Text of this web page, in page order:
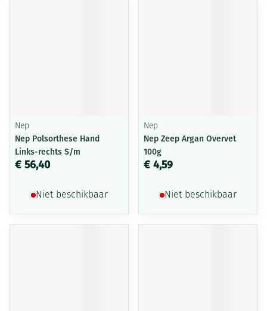
Nep
Nep Polsorthese Hand
Links-rechts S/m
€ 56,40
Niet beschikbaar
Nep
Nep Zeep Argan Overvet
100g
€ 4,59
Niet beschikbaar